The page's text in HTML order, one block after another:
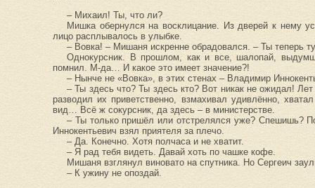
– Михаил! Ты, что ли?
Мишка обернулся на восклицание. Из дверей к нему
лицо расплывалось в улыбке.
– Вовка! – Мишаня искренне обрадовался. – Ты теперь
Однокурсник. В прошлом, как и все, шалопай,
помнил. М-да… И какое это имеет значение?!
– Нынче не «Вовка», в этих стенах – Владимир
– Ты здесь что? Ты здесь кто? Вот никак не ожидал!
разводил их приветственно, взмахивал удивлённо,
вид… Всё ж сокурсник, да здесь – в министерстве.
– Ты только пришёл или отстрелялся уже? Спешишь?
Иннокентьевич взял приятеля за плечо.
– Да. Конечно. Хотя полчаса и не хватит.
– Я рад тебя видеть. Давай хоть по чашке кофе.
Мишаня взглянул виновато на спутника. Но Сергеич
– К ужину не опоздай.